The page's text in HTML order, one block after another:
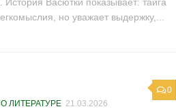
но уважает выдержку,...
0
ЛИТЕРАТУРЕ 21.03.2026